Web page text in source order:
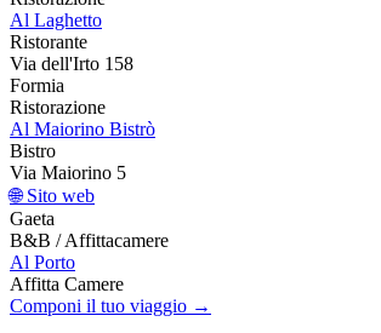
Al Laghetto
Ristorante
Via dell'Irto 158
Formia
Ristorazione
Al Maiorino Bistrò
Bistro
Via Maiorino 5
🌐 Sito web
Gaeta
B&B / Affittacamere
Al Porto
Affitta Camere
Componi il tuo viaggio →